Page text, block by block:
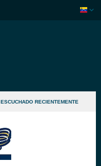
ESCUCHADO RECIENTEMENTE